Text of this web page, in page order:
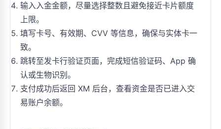
输入入金金额，尽量选择整数且避免接近卡片额度
上限。
填写卡号、有效期、CVV 等信息，确保与实体卡一
致。
跳转至发卡行验证页面，完成短信验证码、App 确
认或生物识别。
支付成功后返回 XM 后台，查看资金是否已进入交
易账户余额。